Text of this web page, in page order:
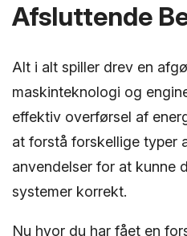
Afsluttende
Alt i alt spiller drev en
maskinteknologi og
effektiv overførsel af
at forstå forskellige typer
anvendelser for at kunne
systemer korrekt.
Nu hvor du har fået en